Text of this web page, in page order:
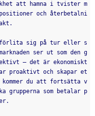
att hamna i tvister m
och återbetalni
sig på tur eller s
ser ut som den g
– det är ekonomiskt
proaktivt och skapar et
du att fortsätta v
grupperna som betalar p